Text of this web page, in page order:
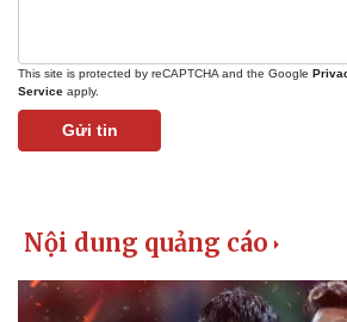
Khởi nghiệp
Chứng
Giá cà
This site is protected by reCAPTCHA and the Google
Service apply.
Gửi tin